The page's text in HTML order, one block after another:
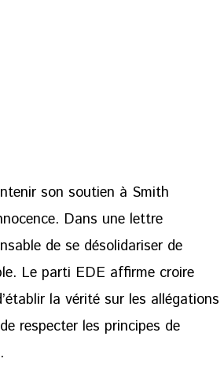
son soutien à Smith
Dans une lettre
de se désolidariser de
Le parti EDE affirme croire
la vérité sur les allégations
respecter les principes de